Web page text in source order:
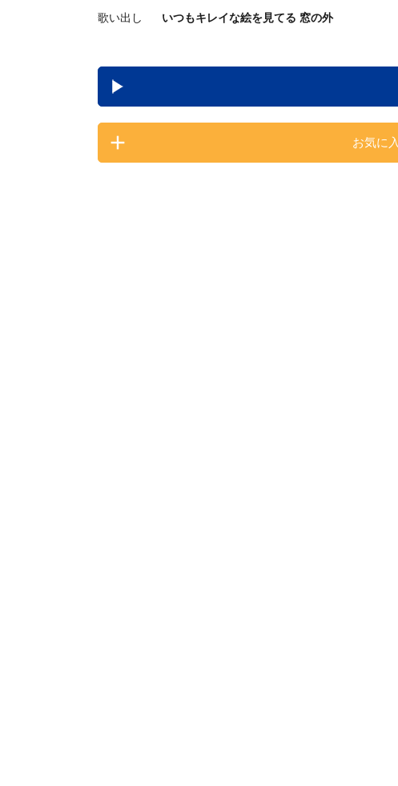
歌い出し
いつもキレイな絵を見てる 窓の外
お気に